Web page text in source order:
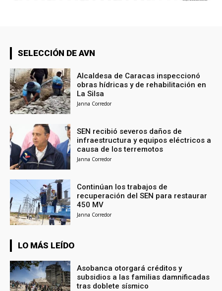
SELECCIÓN DE AVN
Alcaldesa de Caracas inspeccionó
obras hídricas y de rehabilitación en
La Silsa
Janna Corredor
SEN recibió severos daños de
infraestructura y equipos eléctricos a
causa de los terremotos
Janna Corredor
Continúan los trabajos de
recuperación del SEN para restaurar
450 MV
Janna Corredor
LO MÁS LEÍDO
Asobanca otorgará créditos y
subsidios a las familias damnificadas
tras doblete sísmico